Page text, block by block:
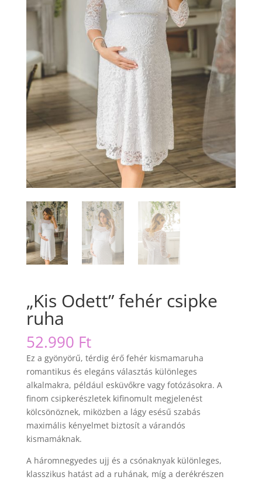
„Kis Odett” fehér csipke
ruha
52.990 Ft
Ez a gyönyörű, térdig érő fehér kismamaruha
romantikus és elegáns választás különleges
alkalmakra, például esküvőkre vagy fotózásokra. A
finom csipkerészletek kifinomult megjelenést
kölcsönöznek, miközben a lágy esésű szabás
maximális kényelmet biztosít a várandós
kismamáknak.
A háromnegyedes ujj és a csónaknyak különleges,
klasszikus hatást ad a ruhának, míg a derékrészen